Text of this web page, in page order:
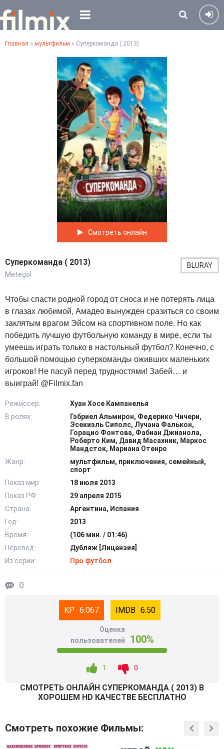
Главная » мультфильм » Суперкоманда ( 2013)
Смотреть онлайн
Суперкоманда ( 2013)
Metegol
BLURAY
Чтобы спасти родной город от сноса и не потерять лица
в глазах любимой, Амадео вынужден сразиться со своим
заклятым врагом Эйсом на спортивном поле. Но как
победить лучшую футбольную команду в мире, если ты
умеешь играть только в настольный футбол? Конечно, с
большой помощью суперкоманды оживших маленьких
игроков! Не пасуй перед трудностями! Забей… и
выиграй! @Filmix.fan
Режиссер:
Хуан Хосе Кампанелья
В ролях:
Гэбриел Альмирон, Федерико Чичери,
Эсекиэль Сиполс, Лучана Фалькон,
Горацио Фонтова, Фабиан Джианола,
Роберто Ким, Давид Масахник, Маркос
Мандсток, Мариана Отенро
Жанр:
мультфильм, приключения, семейный,
спорт
Показ мир:
18 июля 2013
Показ РФ:
29 апреля 2015
Страна:
Аргентина, Испания
Год:
2013
Время:
(106 мин. / 01:46)
Перевод:
Дубляж [Лицензия]
Из серии:
Про футбол
0
6.067 6.50
Оценка
пользователей
100%
1 0
СМОТРEТЬ ОНЛАЙН СУПЕРКОМАНДА ( 2013) В
ХОРОШЕМ HD КАЧЕСТВЕ БЕСПЛАТНО
Смотреть похожие Фильмы: